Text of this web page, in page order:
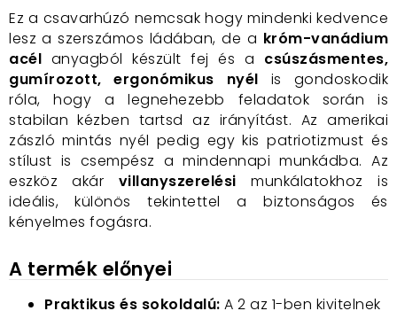
Ez a csavarhúzó nemcsak hogy mindenki kedvence
lesz a szerszámos ládában, de a króm-vanádium
acél anyagból készült fej és a csúszásmentes,
gumírozott, ergonómikus nyél is gondoskodik
róla, hogy a legnehezebb feladatok során is
stabilan kézben tartsd az irányítást. Az amerikai
zászló mintás nyél pedig egy kis patriotizmust és
stílust is csempész a mindennapi munkádba. Az
eszköz akár villanyszerelési munkálatokhoz is
ideális, különös tekintettel a biztonságos és
kényelmes fogásra.
A termék előnyei
Praktikus és sokoldalú: A 2 az 1-ben kivitelnek